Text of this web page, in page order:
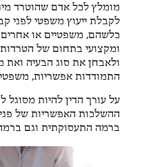
מומלץ לכל אדם שהוטרד
לקבלת ייעוץ משפטי לפני
כלשהם, משפטיים או אחרים
ומקצועי בתחום של
ולאבחן את סוג הבעיה ואת
התמודדות אפשריות,
על עורך הדין להיות
ההשלכות האפשריות של
ברמה התעסוקתית וגם